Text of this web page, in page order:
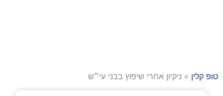
טופ קלין » ניקיון אחרי שיפוץ בבני עי״ש